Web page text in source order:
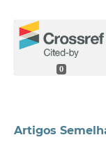
0
Artigos